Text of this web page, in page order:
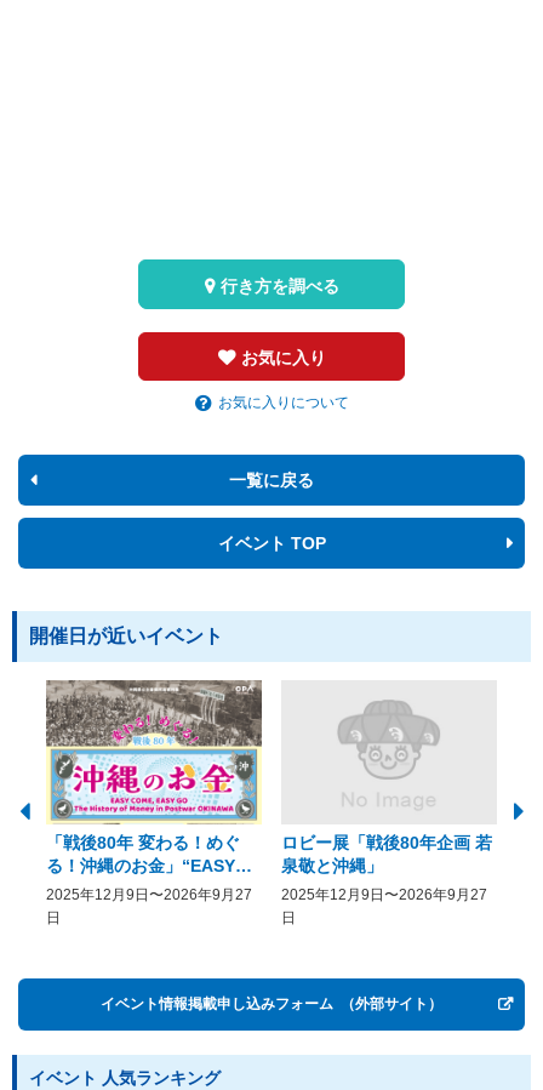
お気に入り
お気に入りについて
行き方を調べる
一覧に戻る
イベント TOP
開催日が近いイベント
「戦後80年 変わる！めぐ
る！沖縄のお金」“EASY
COME, EASY GO － The
History of Money in
2025年12月9日〜2026年9月27
日
ロビー展「戦後80年企画 若
泉敬と沖縄」
2025年12月9日〜2026年9月27
日
イベント情報掲載申し込みフォーム （外部サイト）
イベント 人気ランキング